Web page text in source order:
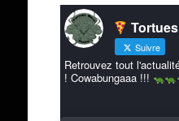
Suivre
Retrouvez tout
! Cowabungaaa !!!